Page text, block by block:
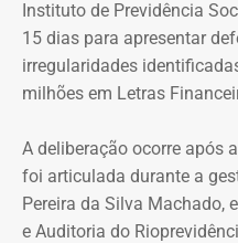
Instituto de Previdência
15 dias para apresentar
irregularidades
milhões em Letras
A deliberação ocorre após
foi articulada durante a
Pereira da Silva Machado,
e Auditoria do